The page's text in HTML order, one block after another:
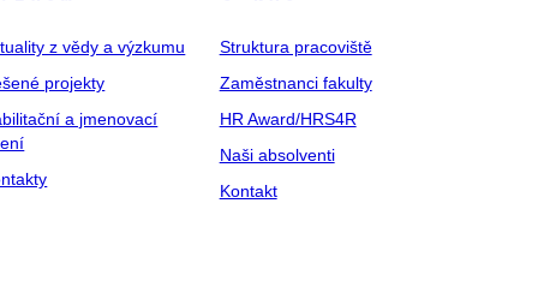
z vědy a výzkumu
projekty
a jmenovací
Struktura pracoviště
Zaměstnanci fakulty
HR Award/HRS4R
Naši absolventi
Kontakt